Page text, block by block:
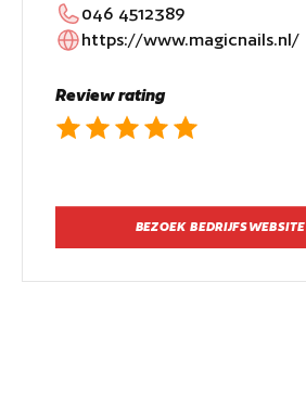
046 4512389
https://www.magicnails.nl/
Review rating
BEZOEK BEDRIJFSWEBSITE